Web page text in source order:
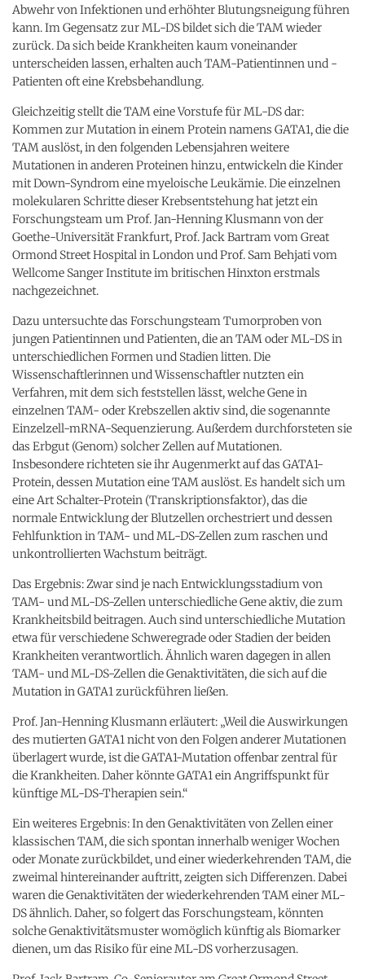
Abwehr von Infektionen und erhöhter Blutungsneigung führen
kann. Im Gegensatz zur ML-DS bildet sich die TAM wieder
zurück. Da sich beide Krankheiten kaum voneinander
unterscheiden lassen, erhalten auch TAM-Patientinnen und -
Patienten oft eine Krebsbehandlung.
Gleichzeitig stellt die TAM eine Vorstufe für ML-DS dar:
Kommen zur Mutation in einem Protein namens GATA1, die die
TAM auslöst, in den folgenden Lebensjahren weitere
Mutationen in anderen Proteinen hinzu, entwickeln die Kinder
mit Down-Syndrom eine myeloische Leukämie. Die einzelnen
molekularen Schritte dieser Krebsentstehung hat jetzt ein
Forschungsteam um Prof. Jan-Henning Klusmann von der
Goethe-Universität Frankfurt, Prof. Jack Bartram vom Great
Ormond Street Hospital in London und Prof. Sam Behjati vom
Wellcome Sanger Institute im britischen Hinxton erstmals
nachgezeichnet.
Dazu untersuchte das Forschungsteam Tumorproben von
jungen Patientinnen und Patienten, die an TAM oder ML-DS in
unterschiedlichen Formen und Stadien litten. Die
Wissenschaftlerinnen und Wissenschaftler nutzten ein
Verfahren, mit dem sich feststellen lässt, welche Gene in
einzelnen TAM- oder Krebszellen aktiv sind, die sogenannte
Einzelzell-mRNA-Sequenzierung. Außerdem durchforsteten sie
das Erbgut (Genom) solcher Zellen auf Mutationen.
Insbesondere richteten sie ihr Augenmerkt auf das GATA1-
Protein, dessen Mutation eine TAM auslöst. Es handelt sich um
eine Art Schalter-Protein (Transkriptionsfaktor), das die
normale Entwicklung der Blutzellen orchestriert und dessen
Fehlfunktion in TAM- und ML-DS-Zellen zum raschen und
unkontrollierten Wachstum beiträgt.
Das Ergebnis: Zwar sind je nach Entwicklungsstadium von
TAM- und ML-DS-Zellen unterschiedliche Gene aktiv, die zum
Krankheitsbild beitragen. Auch sind unterschiedliche Mutation
etwa für verschiedene Schweregrade oder Stadien der beiden
Krankheiten verantwortlich. Ähnlich waren dagegen in allen
TAM- und ML-DS-Zellen die Genaktivitäten, die sich auf die
Mutation in GATA1 zurückführen ließen.
Prof. Jan-Henning Klusmann erläutert: „Weil die Auswirkungen
des mutierten GATA1 nicht von den Folgen anderer Mutationen
überlagert wurde, ist die GATA1-Mutation offenbar zentral für
die Krankheiten. Daher könnte GATA1 ein Angriffspunkt für
künftige ML-DS-Therapien sein.“
Ein weiteres Ergebnis: In den Genaktivitäten von Zellen einer
klassischen TAM, die sich spontan innerhalb weniger Wochen
oder Monate zurückbildet, und einer wiederkehrenden TAM, die
zweimal hintereinander auftritt, zeigten sich Differenzen. Dabei
waren die Genaktivitäten der wiederkehrenden TAM einer ML-
DS ähnlich. Daher, so folgert das Forschungsteam, könnten
solche Genaktivitätsmuster womöglich künftig als Biomarker
dienen, um das Risiko für eine ML-DS vorherzusagen.